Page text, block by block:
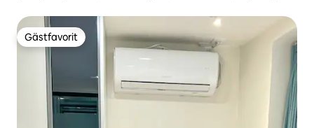
Gästfavorit
Gästfavorit